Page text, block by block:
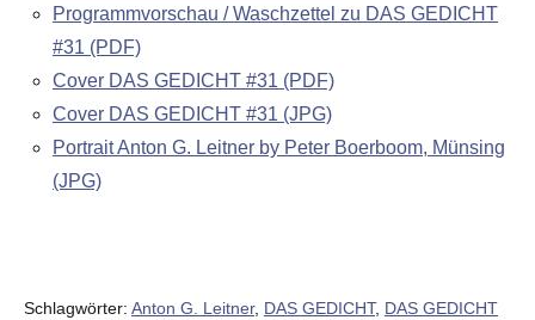
Programmvorschau / Waschzettel zu DAS GEDICHT
#31 (PDF)
Cover DAS GEDICHT #31 (PDF)
Cover DAS GEDICHT #31 (JPG)
Portrait Anton G. Leitner by Peter Boerboom, Münsing
(JPG)
Schlagwörter: Anton G. Leitner, DAS GEDICHT, DAS GEDICHT